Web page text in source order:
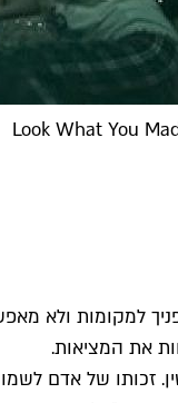
למקומות ולא
את המציאות.
זכותו של אדם